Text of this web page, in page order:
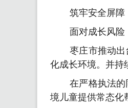
筑牢安全屏障
面对成长风险
枣庄市推动
化成长环境。并持
在严格执法
境儿童提供常态化